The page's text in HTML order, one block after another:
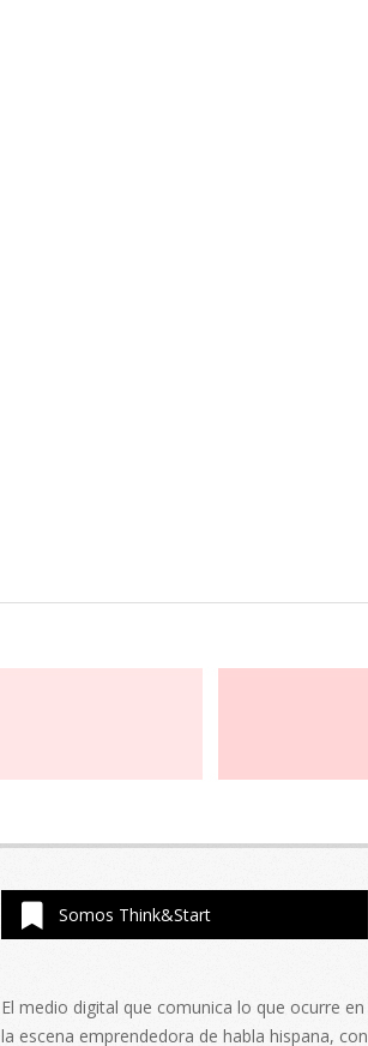
Somos Think&Start
El medio digital que comunica lo que ocurre en
la escena emprendedora de habla hispana, con